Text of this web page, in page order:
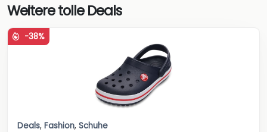
Weitere tolle Deals
-38%
Deals, Fashion, Schuhe